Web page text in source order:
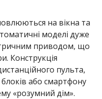
на вікна та
моделі дуже
приводом, що
Конструкція
пульта,
або смартфону
«розумний дім».